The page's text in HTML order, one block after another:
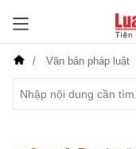
Văn bản pháp luật